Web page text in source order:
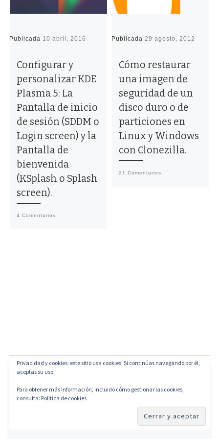
Publicada 10 abril, 2016
Configurar y
personalizar KDE
Plasma 5: La
Pantalla de inicio
de sesión (SDDM o
Login screen) y la
Pantalla de
bienvenida
(KSplash o Splash
screen).
4 Comentarios
Publicada29 agosto, 2012
Cómo restaurar
una imagen de
seguridad de un
disco duro o de
particiones en
Linux y Windows
con Clonezilla.
21 Comentarios
Deja un comentario
Privacidad y cookies: este sitio usa cookies. Si continúas navegando por él,
aceptas su uso.
Para obtener más información, incluido cómo gestionar las cookies,
consulta: Política de cookies